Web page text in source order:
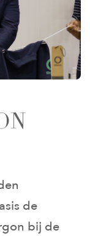
de
bij de